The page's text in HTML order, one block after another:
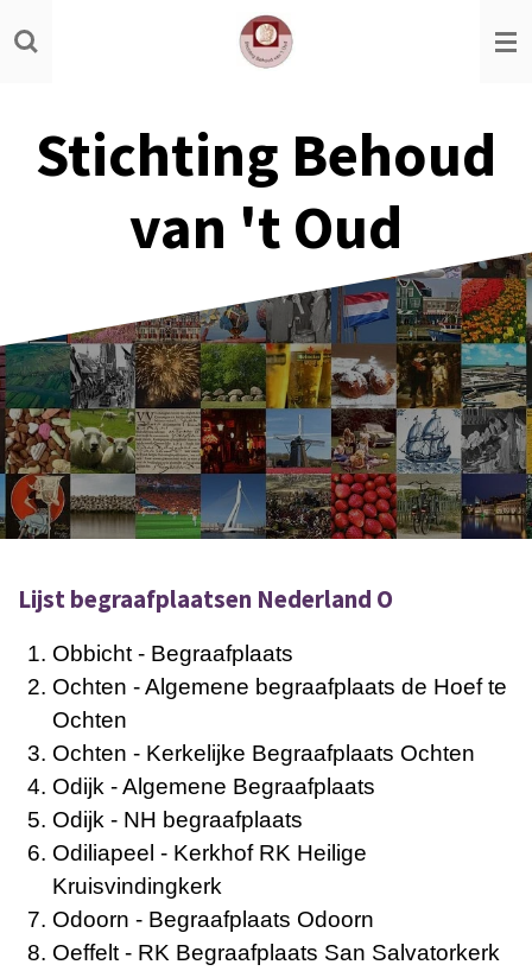
Ga
direct
hoofdinhoud
Stichting Behoud
van 't Oud
Lijst begraafplaatsen Nederland O
Obbicht - Begraafplaats
Ochten - Algemene begraafplaats de Hoef te
Ochten
Ochten - Kerkelijke Begraafplaats Ochten
Odijk - Algemene Begraafplaats
Odijk - NH begraafplaats
Odiliapeel - Kerkhof RK Heilige
Kruisvindingkerk
Odoorn - Begraafplaats Odoorn
Oeffelt - RK Begraafplaats San Salvatorkerk